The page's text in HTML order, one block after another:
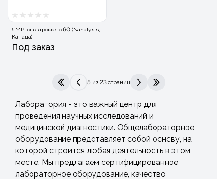
ЯМР-спектрометр 60 (Nanalysis,
Канада)
Под заказ
|< <
5 из 23 страниц
>
>|
Лаборатория - это важный центр для
проведения научных исследований и
медицинской диагностики. Общелабораторное
оборудование представляет собой основу, на
которой строится любая деятельность в этом
месте. Мы предлагаем сертифицированное
лабораторное оборудование, качество